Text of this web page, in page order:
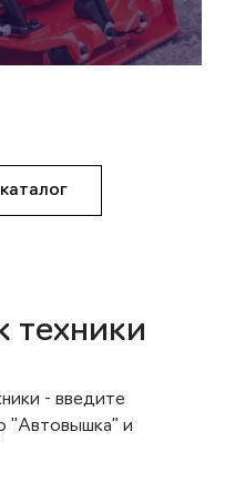
техники
- введите
"Автовышка" и